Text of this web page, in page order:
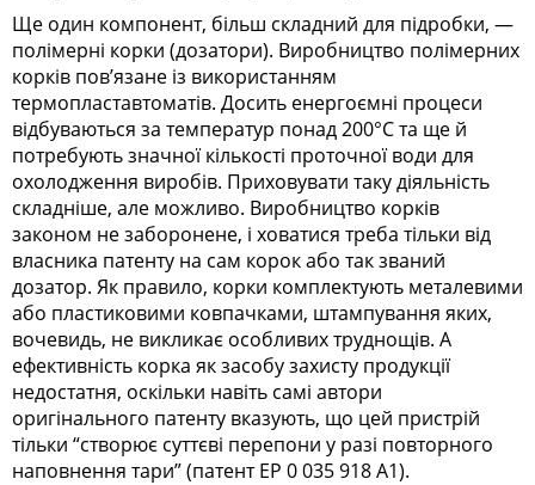
Ще один компонент, більш складний для підробки, —
полімерні корки (дозатори). Виробництво полімерних
корків пов’язане із використанням
термопластавтоматів. Досить енергоємні процеси
відбуваються за температур понад 200°С та ще й
потребують значної кількості проточної води для
охолодження виробів. Приховувати таку діяльність
складніше, але можливо. Виробництво корків
законом не заборонене, і ховатися треба тільки від
власника патенту на сам корок або так званий
дозатор. Як правило, корки комплектують металевими
або пластиковими ковпачками, штампування яких,
вочевидь, не викликає особливих труднощів. А
ефективність корка як засобу захисту продукції
недостатня, оскільки навіть самі автори
оригінального патенту вказують, що цей пристрій
тільки “створює суттєві перепони у разі повторного
наповнення тари” (патент EP 0 035 918 A1).